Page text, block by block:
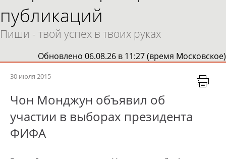
публикаций
Пиши - твой успех в твоих руках
Обновлено 06.08.26 в 11:27 (время Московское)
30 июля 2015
Чон Монджун объявил об
участии в выборах президента
ФИФА